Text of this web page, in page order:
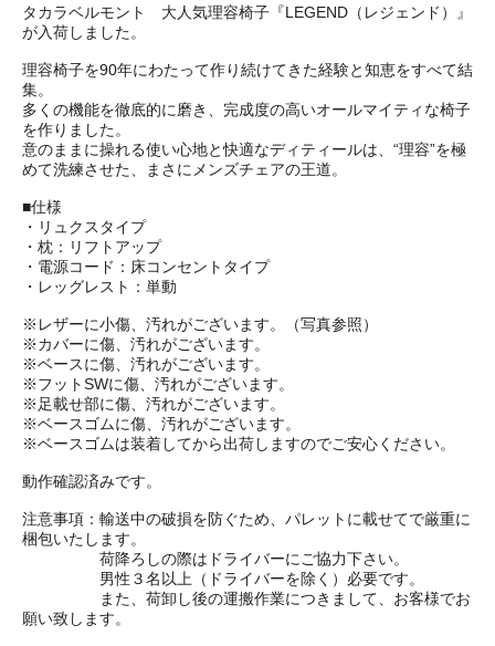
タカラベルモント 大人気理容椅子『LEGEND（レジェンド）』
が入荷しました。
理容椅子を90年にわたって作り続けてきた経験と知恵をすべて結
集。
多くの機能を徹底的に磨き、完成度の高いオールマイティな椅子
を作りました。
意のままに操れる使い心地と快適なディティールは、“理容”を極
めて洗練させた、まさにメンズチェアの王道。
■仕様
・リュクスタイプ
・枕：リフトアップ
・電源コード：床コンセントタイプ
・レッグレスト：単動
※レザーに小傷、汚れがございます。（写真参照）
※カバーに傷、汚れがございます。
※ベースに傷、汚れがございます。
※フットSWに傷、汚れがございます。
※足載せ部に傷、汚れがございます。
※ベースゴムに傷、汚れがございます。
※ベースゴムは装着してから出荷しますのでご安心ください。
動作確認済みです。
注意事項：輸送中の破損を防ぐため、パレットに載せてで厳重に
梱包いたします。
荷降ろしの際はドライバーにご協力下さい。
男性３名以上（ドライバーを除く）必要です。
また、荷卸し後の運搬作業につきまして、お客様でお
願い致します。